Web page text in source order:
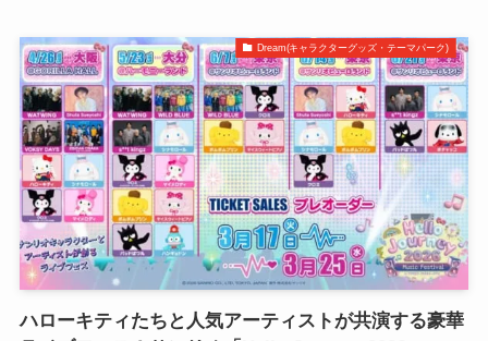
Dream(キャラクターグッズ・テーマパーク)
ハローキティたちと人気アーティストが共演する豪華